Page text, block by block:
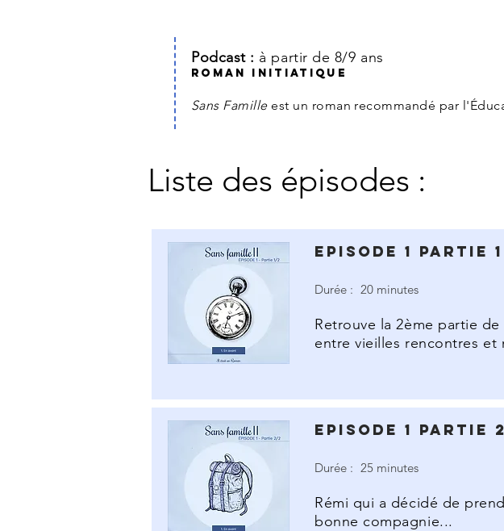
Podcast : à partir de 8/9 ans
Roman INITIATIQUE
Sans Familleest un roman recommandé par
Liste des épisodes :
Episode 1 Partie
Durée : 20 minutes
Retrouve la 2ème partie
entre vieilles rencontres et
Episode 1 Partie
Durée : 25 minutes
Rémi qui a décidé de
bonne compagnie...